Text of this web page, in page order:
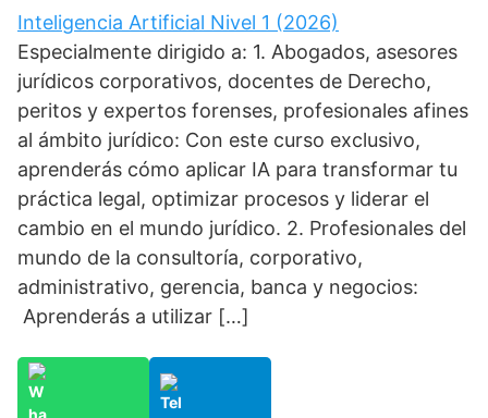
Inteligencia Artificial Nivel 1 (2026)
Especialmente dirigido a: 1. Abogados, asesores
jurídicos corporativos, docentes de Derecho,
peritos y expertos forenses, profesionales afines
al ámbito jurídico: Con este curso exclusivo,
aprenderás cómo aplicar IA para transformar tu
práctica legal, optimizar procesos y liderar el
cambio en el mundo jurídico. 2. Profesionales del
mundo de la consultoría, corporativo,
administrativo, gerencia, banca y negocios:
Aprenderás a utilizar […]